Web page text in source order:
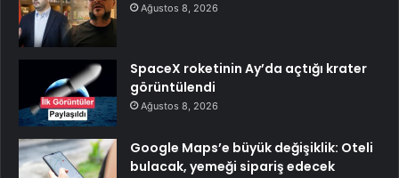
Ağustos 8, 2026
SpaceX roketinin Ay’da açtığı krater
görüntülendi
Ağustos 8, 2026
Google Maps’e büyük değişiklik: Oteli
bulacak, yemeği sipariş edecek